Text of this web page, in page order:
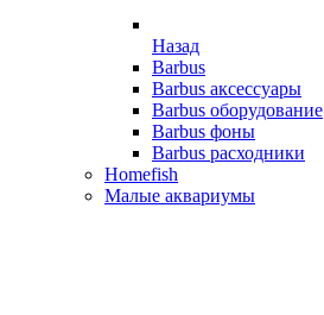
Назад
Barbus
Barbus аксессуары
Barbus оборудование
Barbus фоны
Barbus расходники
Homefish
Малые аквариумы